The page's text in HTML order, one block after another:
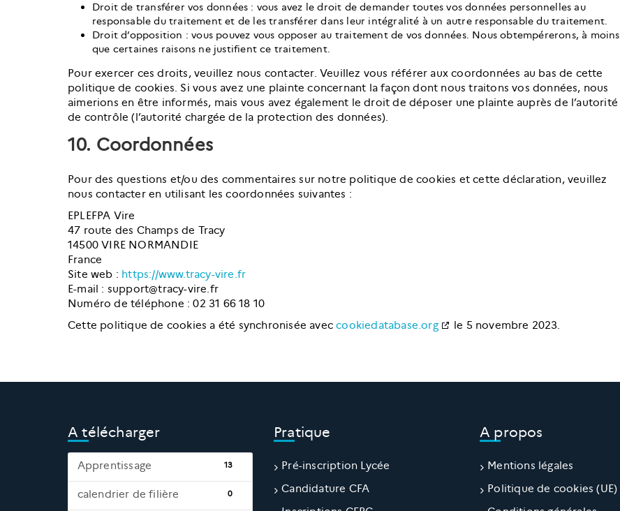
Droit de transférer vos données : vous avez le droit de demander toutes vos données personnelles au
responsable du traitement et de les transférer dans leur intégralité à un autre responsable du traitement.
Droit d’opposition : vous pouvez vous opposer au traitement de vos données. Nous obtempérerons, à moins
que certaines raisons ne justifient ce traitement.
Pour exercer ces droits, veuillez nous contacter. Veuillez vous référer aux coordonnées au bas de cette
politique de cookies. Si vous avez une plainte concernant la façon dont nous traitons vos données, nous
aimerions en être informés, mais vous avez également le droit de déposer une plainte auprès de l’autorité
de contrôle (l’autorité chargée de la protection des données).
10. Coordonnées
Pour des questions et/ou des commentaires sur notre politique de cookies et cette déclaration, veuillez
nous contacter en utilisant les coordonnées suivantes :
EPLEFPA Vire
47 route des Champs de Tracy
14500 VIRE NORMANDIE
France
Site web : https://www.tracy-vire.fr
E-mail : support@tracy-vire.fr
Numéro de téléphone : 02 31 66 18 10
Cette politique de cookies a été synchronisée aveccookiedatabase.org le 5 novembre 2023.
A télécharger
Apprentissage 13
calendrier de filière 0
Pratique
Pré-inscription Lycée
Candidature CFA
A propos
Mentions légales
Politique de cookies (UE)